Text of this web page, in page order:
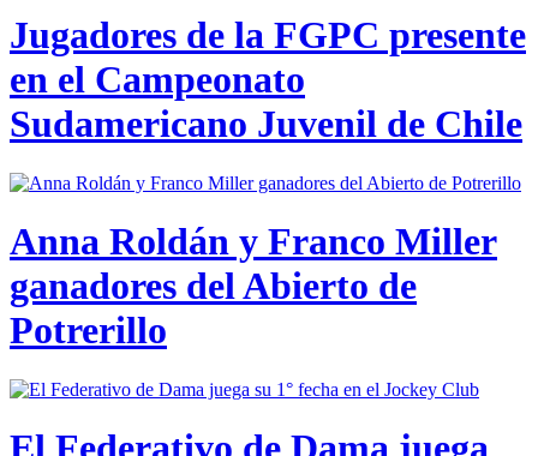
Jugadores de la FGPC presente
en el Campeonato
Sudamericano Juvenil de Chile
Anna Roldán y Franco Miller
ganadores del Abierto de
Potrerillo